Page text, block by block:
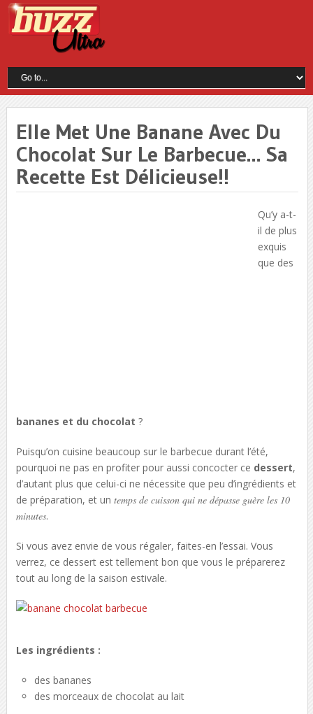
Elle Met Une Banane Avec Du
Chocolat Sur Le Barbecue… Sa
Recette Est Délicieuse!!
Qu’y a-t-
il de plus
exquis
que des
bananes et du chocolat ?
Puisqu’on cuisine beaucoup sur le barbecue durant l’été,
pourquoi ne pas en profiter pour aussi concocter ce dessert,
d’autant plus que celui-ci ne nécessite que peu d’ingrédients et
de préparation, et un temps de cuisson qui ne dépasse guère les 10
minutes.
Si vous avez envie de vous régaler, faites-en l’essai. Vous
verrez, ce dessert est tellement bon que vous le préparerez
tout au long de la saison estivale.
Les ingrédients :
des bananes
des morceaux de chocolat au lait